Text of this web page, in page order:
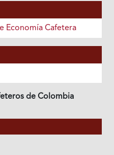
Economía Cafetera
de Colombia